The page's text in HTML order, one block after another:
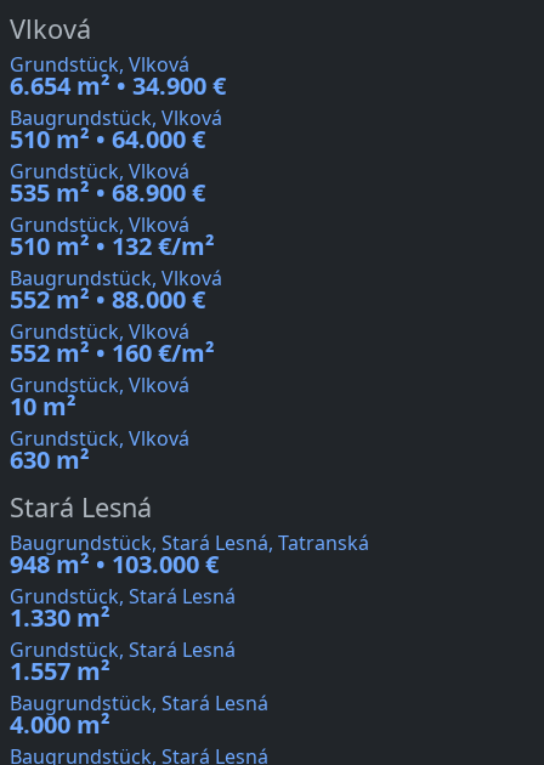
Vlková
Grundstück, Vlková
6.654 m² • 34.900 €
Baugrundstück, Vlková
510 m² • 64.000 €
Grundstück, Vlková
535 m² • 68.900 €
Grundstück, Vlková
510 m² • 132 €/m²
Baugrundstück, Vlková
552 m² • 88.000 €
Grundstück, Vlková
552 m² • 160 €/m²
Grundstück, Vlková
10 m²
Grundstück, Vlková
630 m²
Stará Lesná
Baugrundstück, Stará Lesná, Tatranská
948 m² • 103.000 €
Grundstück, Stará Lesná
1.330 m²
Grundstück, Stará Lesná
1.557 m²
Baugrundstück, Stará Lesná
4.000 m²
Baugrundstück, Stará Lesná